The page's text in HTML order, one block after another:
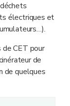
électriques et
de CET pour
de
de quelques